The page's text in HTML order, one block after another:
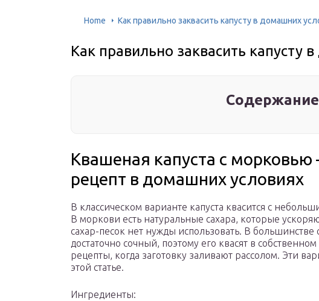
Home Как правильно заквасить капусту в домашних
Как правильно заквасить капусту
Квашеная капуста с морковью
рецепт в домашних условиях
В классическом варианте капуста квасится с
В моркови есть натуральные сахара, которые
сахар-песок нет нужды использовать. В
достаточно сочный, поэтому его квасят в
рецепты, когда заготовку заливают рассолом. Эти
этой статье.
Ингредиенты: